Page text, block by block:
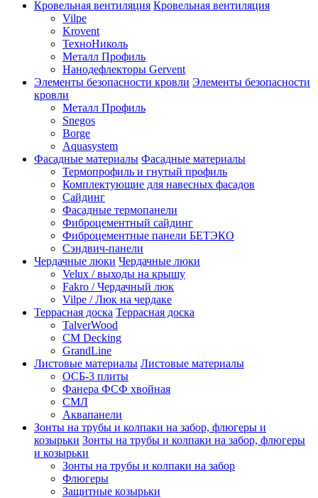
Кровельная вентиляция Кровельная вентиляция
Vilpe
Krovent
ТехноНиколь
Металл Профиль
Нанодефлекторы Gervent
Элементы безопасности кровли Элементы безопасности
кровли
Металл Профиль
Snegos
Borge
Aquasystem
Фасадные материалы Фасадные материалы
Термопрофиль и гнутый профиль
Комплектующие для навесных фасадов
Сайдинг
Фасадные термопанели
Фиброцементный сайдинг
Фиброцементные панели БЕТЭКО
Сэндвич-панели
Чердачные люки Чердачные люки
Velux / выходы на крышу
Fakro / Чердачный люк
Vilpe / Люк на чердаке
Террасная доска Террасная доска
TalverWood
CM Decking
GrandLine
Листовые материалы Листовые материалы
ОСБ-3 плиты
Фанера ФСФ хвойная
СМЛ
Аквапанели
Зонты на трубы и колпаки на забор, флюгеры и
козырьки Зонты на трубы и колпаки на забор, флюгеры
и козырьки
Зонты на трубы и колпаки на забор
Флюгеры
Защитные козырьки